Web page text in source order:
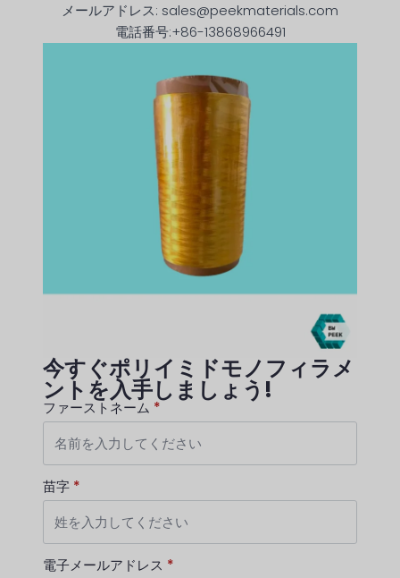
メールアドレス: sales@peekmaterials.com
電話番号:+86-13868966491
今すぐポリイミドモノフィラメ
ントを入手しましょう!
ファーストネーム *
苗字 *
電子メールアドレス *